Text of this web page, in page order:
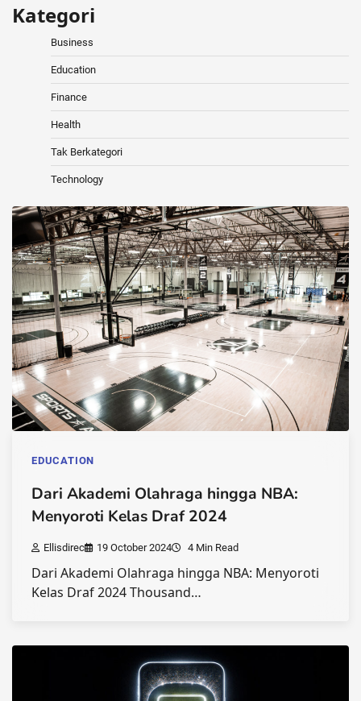
Kategori
Business
Education
Finance
Health
Tak Berkategori
Technology
EDUCATION
Dari Akademi Olahraga hingga NBA:
Menyoroti Kelas Draf 2024
Ellisdirec 19 October 2024 4 Min Read
Dari Akademi Olahraga hingga NBA: Menyoroti
Kelas Draf 2024 Thousand…